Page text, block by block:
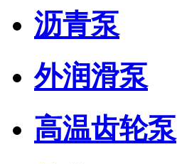
沥青泵
外润滑泵
高温齿轮泵